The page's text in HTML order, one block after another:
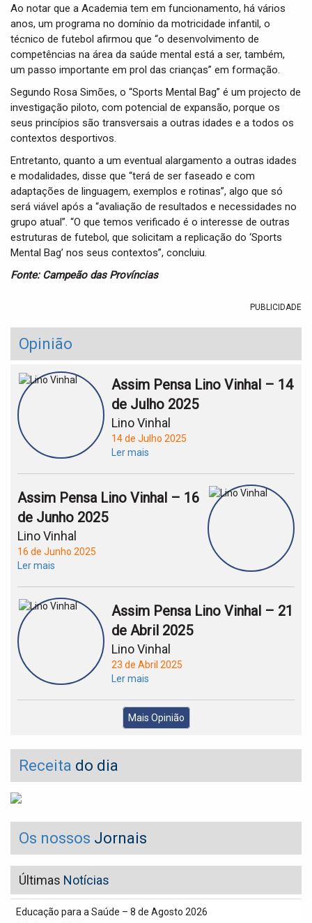
Ao notar que a Academia tem em funcionamento, há vários
anos, um programa no domínio da motricidade infantil, o
técnico de futebol afirmou que “o desenvolvimento de
competências na área da saúde mental está a ser, também,
um passo importante em prol das crianças” em formação.
Segundo Rosa Simões, o “Sports Mental Bag” é um projecto de
investigação piloto, com potencial de expansão, porque os
seus princípios são transversais a outras idades e a todos os
contextos desportivos.
Entretanto, quanto a um eventual alargamento a outras idades
e modalidades, disse que “terá de ser faseado e com
adaptações de linguagem, exemplos e rotinas”, algo que só
será viável após a “avaliação de resultados e necessidades no
grupo atual”. “O que temos verificado é o interesse de outras
estruturas de futebol, que solicitam a replicação do ‘Sports
Mental Bag’ nos seus contextos”, concluiu.
Fonte: Campeão das Províncias
PUBLICIDADE
Opinião
Assim Pensa Lino Vinhal – 14
de Julho 2025
Lino Vinhal
14 de Julho 2025
Ler mais
Assim Pensa Lino Vinhal – 16
de Junho 2025
Lino Vinhal
16 de Junho 2025
Ler mais
Assim Pensa Lino Vinhal – 21
de Abril 2025
Lino Vinhal
23 de Abril 2025
Ler mais
Mais Opinião
Receita do dia
Os nossos Jornais
Últimas Notícias
Educação para a Saúde – 8 de Agosto 2026